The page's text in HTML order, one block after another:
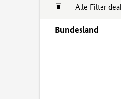
Alle Filter
Bundesland